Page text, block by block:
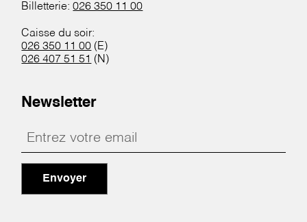
Billetterie:026 350 11 00
Caisse du soir:
026 350 11 00 (E)
026 407 51 51 (N)
Newsletter
Envoyer